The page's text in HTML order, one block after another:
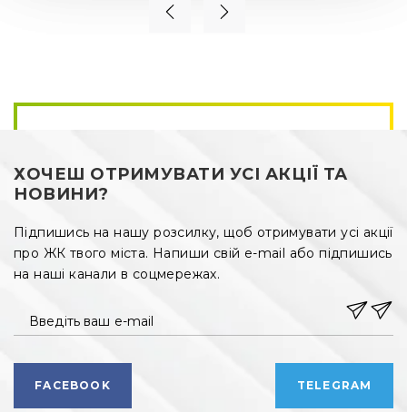
ХОЧЕШ ОТРИМУВАТИ УСІ АКЦІЇ ТА
НОВИНИ?
Підпишись на нашу розсилку, щоб отримувати усі акції
про ЖК твого міста. Напиши свій e-mail або підпишись
на наші канали в соцмережах.
Введіть ваш e-mail
FACEBOOK TELEGRAM